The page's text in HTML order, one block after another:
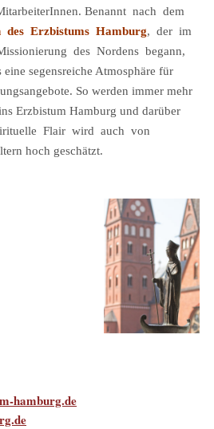
Benannt nach dem
Erzbistums Hamburg, der im
des Nordens begann,
eine segensreiche Atmosphäre für
So werden immer mehr
Erzbistum Hamburg und darüber
Flair wird auch von
hoch geschätzt.
hamburg.de